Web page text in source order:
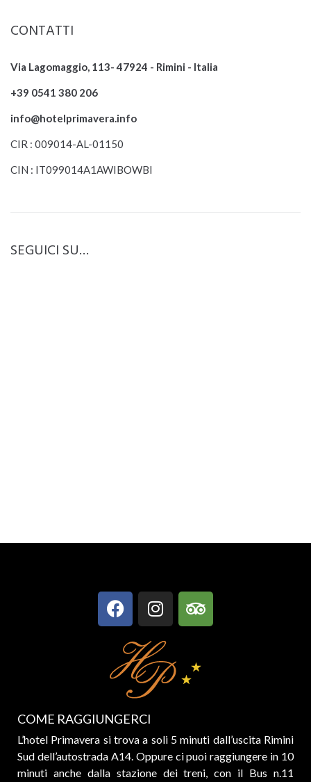
CONTATTI
Via Lagomaggio, 113- 47924 - Rimini - Italia
+39 0541 380 206
info@hotelprimavera.info
CIR : 009014-AL-01150
CIN : IT099014A1AWIBOWBI
SEGUICI SU…
COME RAGGIUNGERCI
L’hotel Primavera si trova a soli 5 minuti dall’uscita Rimini
Sud dell’autostrada A14. Oppure ci puoi raggiungere in 10
minuti anche dalla stazione dei treni, con il Bus n.11